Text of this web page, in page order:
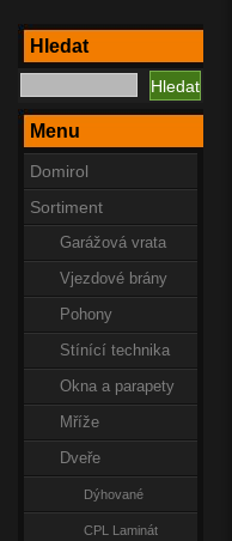
Hledat
Menu
Domirol
Sortiment
Garážová vrata
Vjezdové brány
Pohony
Stínící technika
Okna a parapety
Mříže
Dveře
Dýhované
CPL Laminát